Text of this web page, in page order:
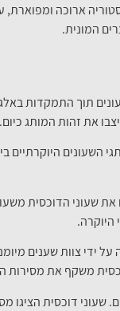
ארוכה
המונית.
תוך התמקדות
את זהות המותג כיום.
השעונים היוקרתיים
שעוני הדוכסית
היוקרה.
ידי צוות שענים
משקף את מסירות
שעוני דוכסית הציגו